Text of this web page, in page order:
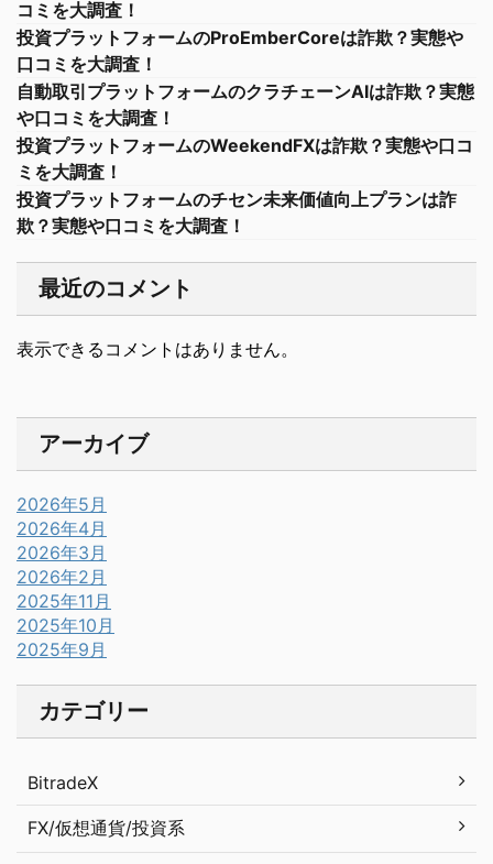
コミを大調査！
投資プラットフォームのProEmberCoreは詐欺？実態や
口コミを大調査！
自動取引プラットフォームのクラチェーンAIは詐欺？実態
や口コミを大調査！
投資プラットフォームのWeekendFXは詐欺？実態や口コ
ミを大調査！
投資プラットフォームのチセン未来価値向上プランは詐
欺？実態や口コミを大調査！
最近のコメント
表示できるコメントはありません。
アーカイブ
2026年5月
2026年4月
2026年3月
2026年2月
2025年11月
2025年10月
2025年9月
カテゴリー
BitradeX
FX/仮想通貨/投資系